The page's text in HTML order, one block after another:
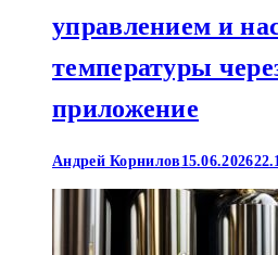
управлением и
температуры
приложение
Андрей Корнилов 15.06.2026